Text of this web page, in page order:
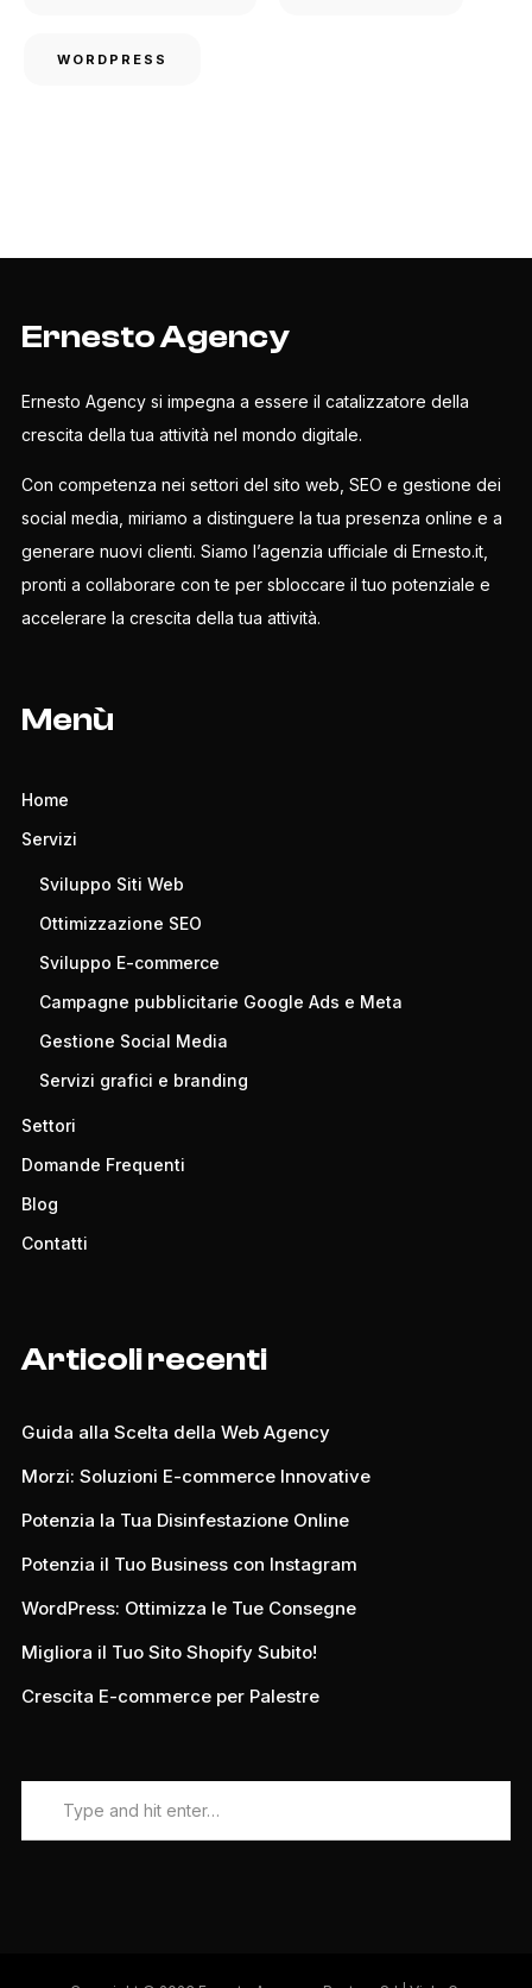
WORDPRESS
Ernesto Agency
Ernesto Agency si impegna a essere il catalizzatore della
crescita della tua attività nel mondo digitale.
Con competenza nei settori del sito web, SEO e gestione dei
social media, miriamo a distinguere la tua presenza online e a
generare nuovi clienti. Siamo l’agenzia ufficiale di Ernesto.it,
pronti a collaborare con te per sbloccare il tuo potenziale e
accelerare la crescita della tua attività.
Menù
Home
Servizi
Sviluppo Siti Web
Ottimizzazione SEO
Sviluppo E-commerce
Campagne pubblicitarie Google Ads e Meta
Gestione Social Media
Servizi grafici e branding
Settori
Domande Frequenti
Blog
Contatti
Articoli recenti
Guida alla Scelta della Web Agency
Morzi: Soluzioni E-commerce Innovative
Potenzia la Tua Disinfestazione Online
Potenzia il Tuo Business con Instagram
WordPress: Ottimizza le Tue Consegne
Migliora il Tuo Sito Shopify Subito!
Crescita E-commerce per Palestre